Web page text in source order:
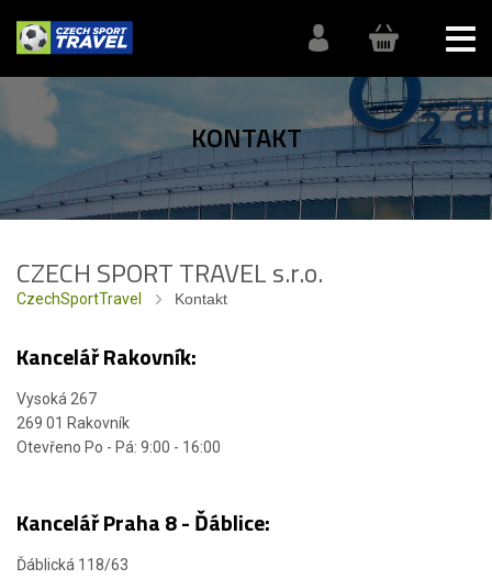
KONTAKT
CZECH SPORT TRAVEL s.r.o.
CzechSportTravel Kontakt
Kancelář Rakovník:
Vysoká 267
269 01 Rakovník
Otevřeno Po - Pá: 9:00 - 16:00
Kancelář Praha 8 - Ďáblice:
Ďáblická 118/63